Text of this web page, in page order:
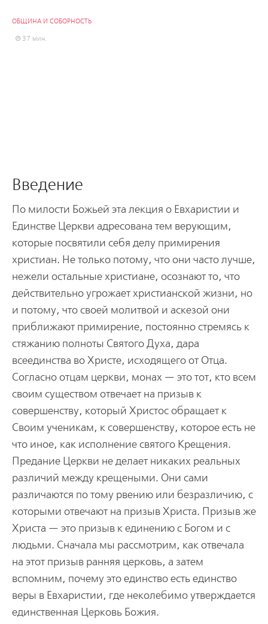
ОБЩИНА И СОБОРНОСТЬ
37 мин.
Введение
По милости Божьей эта лекция о Евхаристии и
Единстве Церкви адресована тем верующим,
которые посвятили себя делу примирения
христиан. Не только потому, что они часто лучше,
нежели остальные христиане, осознают то, что
действительно угрожает христианской жизни, но
и потому, что своей молитвой и аскезой они
приближают примирение, постоянно стремясь к
стяжанию полноты Святого Духа, дара
всеединства во Христе, исходящего от Отца.
Согласно отцам церкви, монах — это тот, кто всем
своим существом отвечает на призыв к
совершенству, который Христос обращает к
Своим ученикам, к совершенству, которое есть не
что иное, как исполнение святого Крещения.
Предание Церкви не делает никаких реальных
различий между крещеными. Они сами
различаются по тому рвению или безразличию, с
которыми отвечают на призыв Христа. Призыв же
Христа — это призыв к единению с Богом и с
людьми. Сначала мы рассмотрим, как отвечала
на этот призыв ранняя церковь, а затем
вспомним, почему это единство есть единство
веры в Евхаристии, где неколебимо утверждается
единственная Церковь Божия.